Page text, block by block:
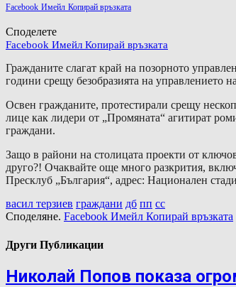
Facebook Имейл Копирай връзката
Споделете
Facebook Имейл Копирай връзката
Гражданите слагат край на позорното
години срещу безобразията на управлението
Освен гражданите, протестирали срещу
лице как лидери от „Промяната“ агитират
граждани.
Защо в райони на столицата проекти от
друго?! Очаквайте още много разкрития,
Пресклуб „България“, адрес: Национален
васил терзиев граждани дб пп сс
Споделяне. Facebook Имейл Копирай връзката
Други Публикации
Николай Попов показа